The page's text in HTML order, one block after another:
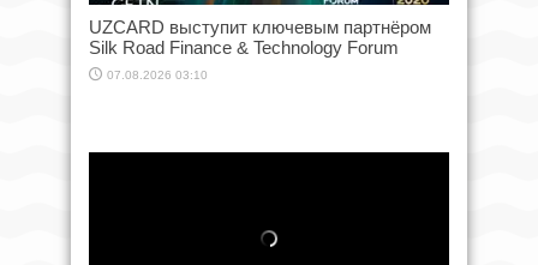
UZCARD выступит ключевым партнёром
Silk Road Finance & Technology Forum
07.08.2026 03:10